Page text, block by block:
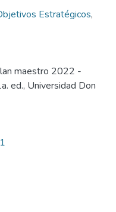
Estratégicos,
maestro 2022 -
ed., Universidad Don